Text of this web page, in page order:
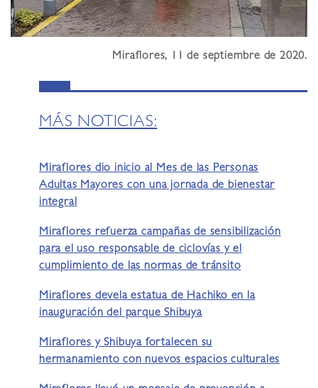
Miraflores, 11 de septiembre de 2020.
MÁS NOTICIAS:
Miraflores dio inicio al Mes de las Personas
Adultas Mayores con una jornada de bienestar
integral
Miraflores refuerza campañas de sensibilización
para el uso responsable de ciclovías y el
cumplimiento de las normas de tránsito
Miraflores devela estatua de Hachiko en la
inauguración del parque Shibuya
Miraflores y Shibuya fortalecen su
hermanamiento con nuevos espacios culturales